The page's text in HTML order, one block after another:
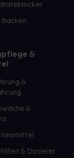
Backen
&
&
&
& Dosierer